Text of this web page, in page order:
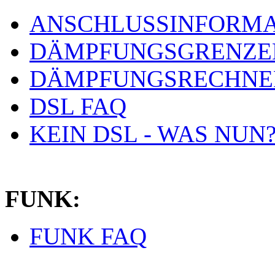
DSL FAQ
KEIN DSL - WAS
FUNK:
FUNK FAQ